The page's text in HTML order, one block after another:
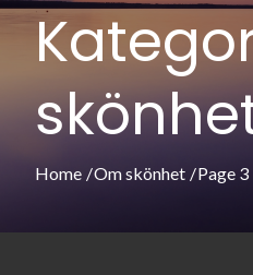
Home Om skönhet Page 3